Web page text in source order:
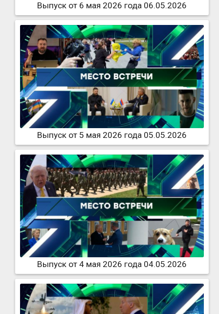
Выпуск от 6 мая 2026 года 06.05.2026
Выпуск от 5 мая 2026 года 05.05.2026
Выпуск от 4 мая 2026 года 04.05.2026